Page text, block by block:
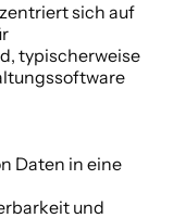
sich auf
typischerweise
Daten in eine
und